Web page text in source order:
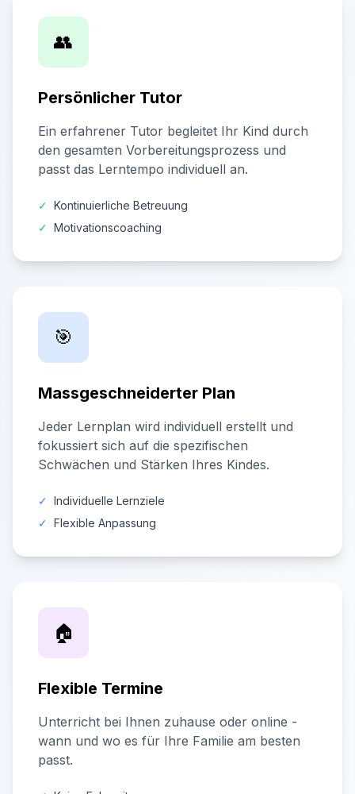
👥
Persönlicher Tutor
Ein erfahrener Tutor begleitet Ihr Kind durch
den gesamten Vorbereitungsprozess und
passt das Lerntempo individuell an.
✓ Kontinuierliche Betreuung
✓ Motivationscoaching
🎯
Massgeschneiderter Plan
Jeder Lernplan wird individuell erstellt und
fokussiert sich auf die spezifischen
Schwächen und Stärken Ihres Kindes.
✓ Individuelle Lernziele
✓ Flexible Anpassung
🏠
Flexible Termine
Unterricht bei Ihnen zuhause oder online -
wann und wo es für Ihre Familie am besten
passt.